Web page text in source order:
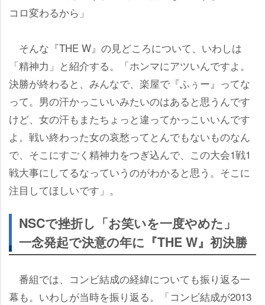
コロ変わるから」
そんな『THE W』の見どころについて、いわしは
「精神力」と紹介する。「ホンマにアツいんですよ。
決勝が終わると、みんなで、楽屋で『ふぅー』ってな
って。男の汗かっこいいみたいのはあると思うんです
けど、女の汗もまたちょっと違ってかっこいいんです
よ。戦い終わった女の哀愁ってとんでもないものなん
で、そこにすごく精神力をつぎ込んで、この大会1戦1
戦大事にしてるなっていうのがわかると思う。そこに
注目してほしいです」。
NSCで挫折し「お笑いを一度やめた」
一念発起で決意の年に『THE W』初決勝
番組では、コンビ結成の経緯についても振り返る一
幕も。いわしが当時を振り返る。「コンビ結成が2013